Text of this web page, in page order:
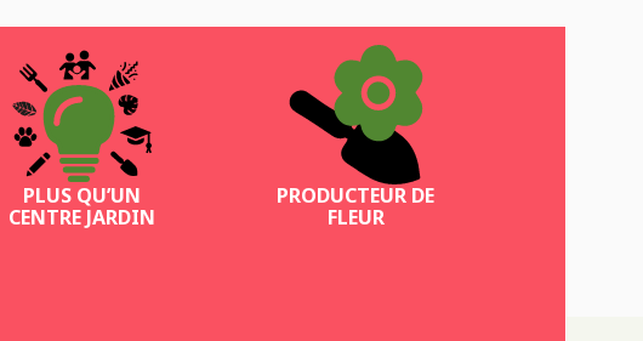
PLUS QU’UN
CENTRE JARDIN
PRODUCTEUR DE
FLEUR